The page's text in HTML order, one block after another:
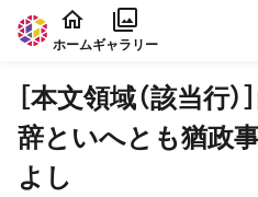
本文に飛ぶ
ホームギャラリー
［本文領域（該当行
辞といへとも猶政
よし